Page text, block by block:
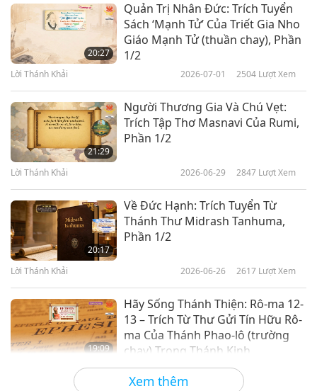
Xem thêm
20:27
Quản Trị Nhân Đức: Trích Tuyển
Sách ‘Mạnh Tử’ Của Triết Gia Nho
Giáo Mạnh Tử (thuần chay), Phần
1/2
Lời Thánh Khải 2026-07-01 2504 Lượt Xem
21:29
Người Thương Gia Và Chú Vẹt:
Trích Tập Thơ Masnavi Của Rumi,
Phần 1/2
Lời Thánh Khải 2026-06-29 2847 Lượt Xem
20:17
Về Đức Hạnh: Trích Tuyển Từ
Thánh Thư Midrash Tanhuma,
Phần 1/2
Lời Thánh Khải 2026-06-26 2617 Lượt Xem
19:09
Hãy Sống Thánh Thiện: Rô-ma 12-
13 – Trích Từ Thư Gửi Tín Hữu Rô-
ma Của Thánh Phao-lô (trường
chay) Trong Thánh Kinh
2026-06-25 2764